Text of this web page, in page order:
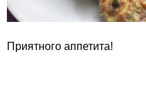
Приятного аппетита!